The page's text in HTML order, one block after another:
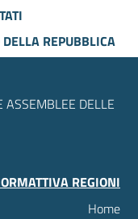
DELLA REPUBBLICA
ASSEMBLEE DELLE
REGIONI
Home